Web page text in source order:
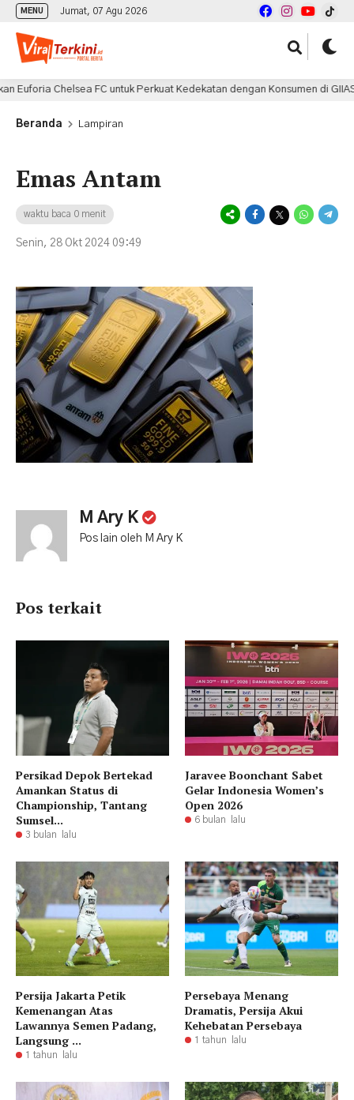
MENU Jumat, 07 Agu 2026
Chelsea FC untuk Perkuat Kedekatan dengan Konsumen di GIIAS
Beranda Lampiran
Emas Antam
waktu baca 0 menit
Senin, 28 Okt 2024 09:49
M Ary K
Pos lain oleh M Ary K
Pos terkait
Persikad Depok Bertekad
Amankan Status di
Championship, Tantang
Sumsel...
3 bulan lalu
Jaravee Boonchant Sabet
Gelar Indonesia Women’s
Open 2026
6 bulan lalu
Persija Jakarta Petik
Kemenangan Atas
Lawannya Semen Padang,
Langsung ...
1 tahun lalu
Persebaya Menang
Dramatis, Persija Akui
Kehebatan Persebaya
1 tahun lalu